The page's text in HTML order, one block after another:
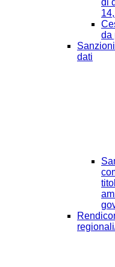
di
da
dati